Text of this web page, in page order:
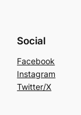
Social
Facebook
Instagram
Twitter/X